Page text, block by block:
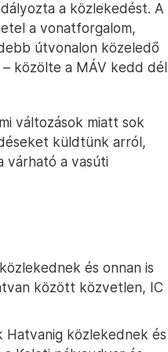
a közlekedést. A
a vonatforgalom,
útvonalon közeledő
közölte a MÁV kedd dél
változások miatt sok
küldtünk arról,
várható a vasúti
és onnan is
között közvetlen, IC
Hatvanig közlekednek és